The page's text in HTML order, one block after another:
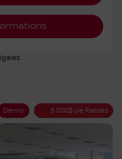
Démo 5 000$ de Rabais